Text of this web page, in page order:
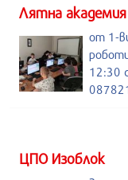
Лятна академия
от 1-
12:30
ЦПО Изоблок